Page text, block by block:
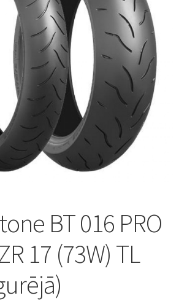
Expand
child
menu
BT 016 PRO
17 (73W) TL